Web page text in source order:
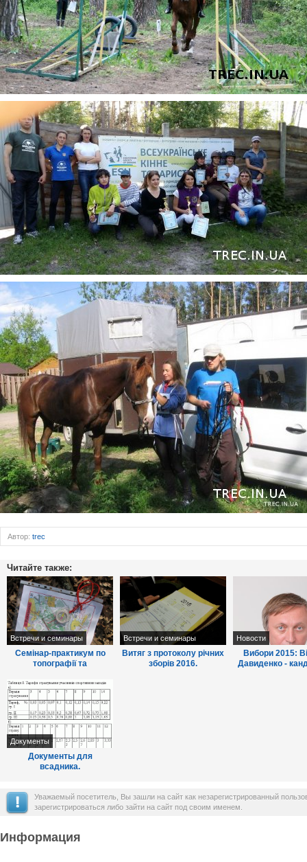
Автор: trec
Читайте также:
Семінар-практикум по
топографії та
2016 г. в в 9:00
Встречи и семинары
Витяг з протоколу річних
зборів 2016.
Встречи и семинары
Вибори 2015:
Давиденко -
Новости
Документы для
всадника.
Документы
Уважаемый посетитель, Вы зашли на сайт как незарегистрированный
зарегистрироваться либо зайти на сайт под своим именем.
Информация